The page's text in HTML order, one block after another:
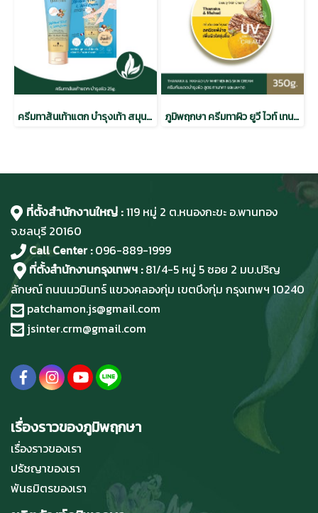
ครีมทาส้นเท้าแตก บำรุงเท้า สมุนไพร ภูมิพฤกษา CODE : 9328 ภูมิพฤกษา ครีมทาผิว ยูวี ไวท์ เทนนิ่ง บิวตี้สกิน ครีม ทานาคา & มะหาด 350g. CODE 9338-3
ที่ตั้งสำนักงานใหญ่ :119 หมู่ 2 ต.หนองกะขะ อ.พานทอง
จ.ชลบุรี 20160
Call Center :096-889-1999
ที่ตั้งสำนักงานกรุงเทพฯ : 81/4-5 หมู่ 5 ซอย 2 มบ.ปริญ
ลักษณ์ ถนนนวมินทร์ แขวงคลองกุ่ม เขตบึงกุ่ม กรุงเทพฯ 10240
patchamon.js@gmail.com
jsinter.crm@gmail.com
เรื่องราวของภูมิพฤกษา
เรื่องราวของเรา
ปรัชญาของเรา
พันธมิตรของเรา